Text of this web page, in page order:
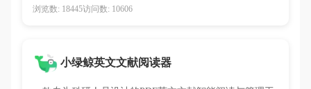
浏览数: 18445访问数: 10606
小绿鲸英文文献阅读器